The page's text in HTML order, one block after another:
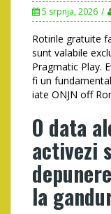
5 srpnja, 2026
Rotirile gratuite
sunt valabile
Pragmatic Play.
fi un
iate ONJN off
O data
activezi
la